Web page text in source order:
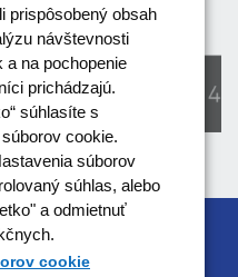
OPERAČNÉHO
SPRÁVA JE
prispôsobený obsah
návštevnosti
a na pochopenie
prichádzajú.
súhlasíte s
cookie.
súborov
súhlas, alebo
a odmietnuť
cookie